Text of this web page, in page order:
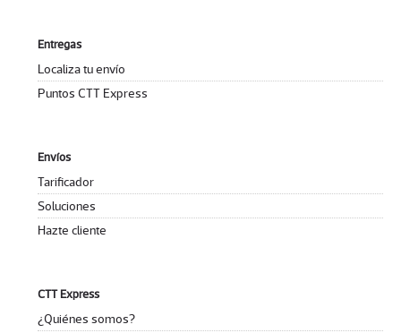
Entregas
Localiza tu envío
Puntos CTT Express
Envíos
Tarificador
Soluciones
Hazte cliente
CTT Express
¿Quiénes somos?